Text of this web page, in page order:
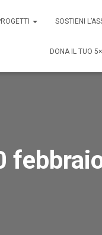
SOSTIENI
DONA IL TUO